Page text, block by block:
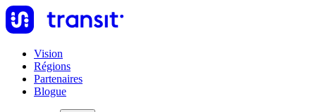
Vision
Régions
Partenaires
Blogue